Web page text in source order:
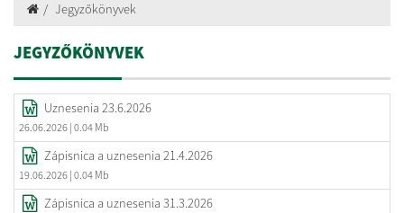
Jegyzőkönyvek
JEGYZŐKÖNYVEK
Uznesenia 23.6.2026
26.06.2026 | 0.04 Mb
Zápisnica a uznesenia 21.4.2026
19.06.2026 | 0.04 Mb
Zápisnica a uznesenia 31.3.2026